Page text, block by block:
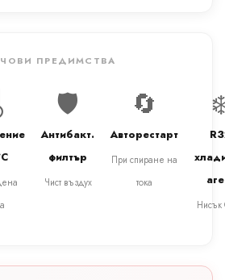
ПРЕДИМСТВА
🛡️
Антибакт.
филтър
Чист въздух
🔄
Авторестарт
При спиране на
тока
Нисък